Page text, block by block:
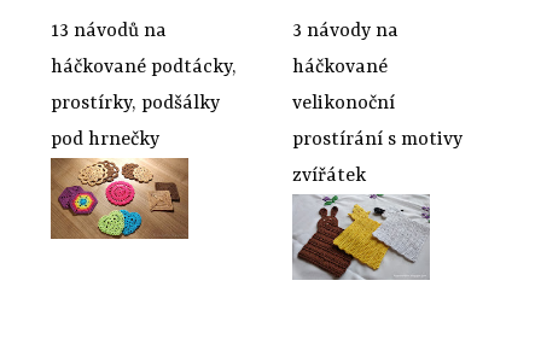
13 návodů na
háčkované podtácky,
prostírky, podšálky
pod hrnečky
3 návody na
háčkované
velikonoční
prostírání s motivy
zvířátek